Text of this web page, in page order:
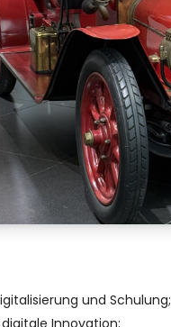
und Schulung;
Innovation;